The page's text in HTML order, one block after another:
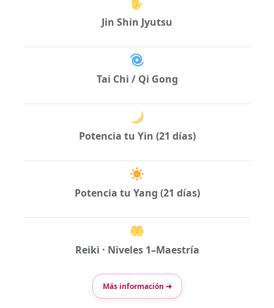
Jin Shin Jyutsu
Tai Chi / Qi Gong
Potencia tu Yin (21 días)
Potencia tu Yang (21 días)
Reiki · Niveles 1–Maestría
Más información ➜